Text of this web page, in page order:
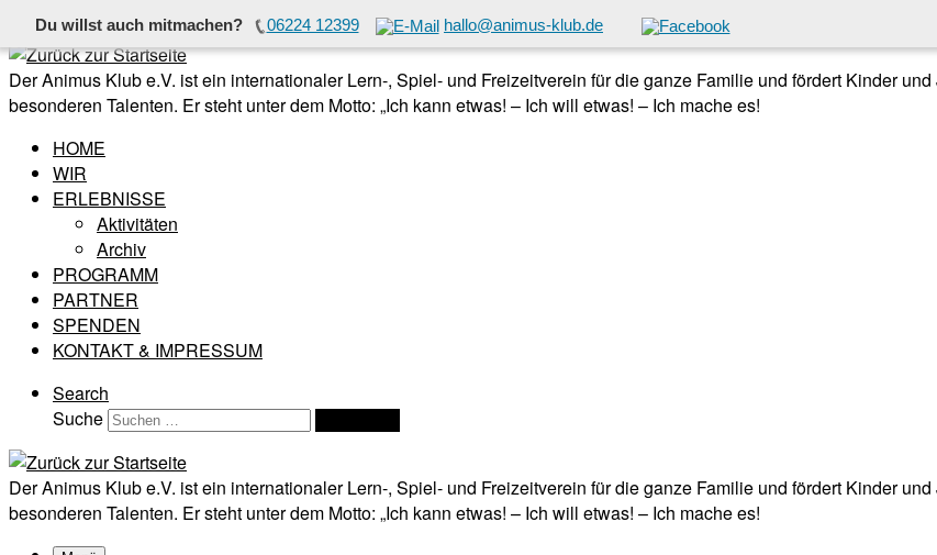
Du willst auch mitmachen? 06224 12399 hallo@animus-klub.de
Zum Inhalt springen
Der Animus Klub e.V. ist ein internationaler Lern-, Spiel- und Freizeitverein für die ganze Familie und fördert Kinder
besonderen Talenten. Er steht unter dem Motto: „Ich kann etwas! – Ich will etwas! – Ich mache es!
HOME
WIR
ERLEBNISSE
Aktivitäten
Archiv
PROGRAMM
PARTNER
SPENDEN
KONTAKT & IMPRESSUM
Search
Suche
Der Animus Klub e.V. ist ein internationaler Lern-, Spiel- und Freizeitverein für die ganze Familie und fördert Kinder
besonderen Talenten. Er steht unter dem Motto: „Ich kann etwas! – Ich will etwas! – Ich mache es!